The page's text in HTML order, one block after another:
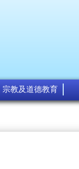
宗教及道德教育